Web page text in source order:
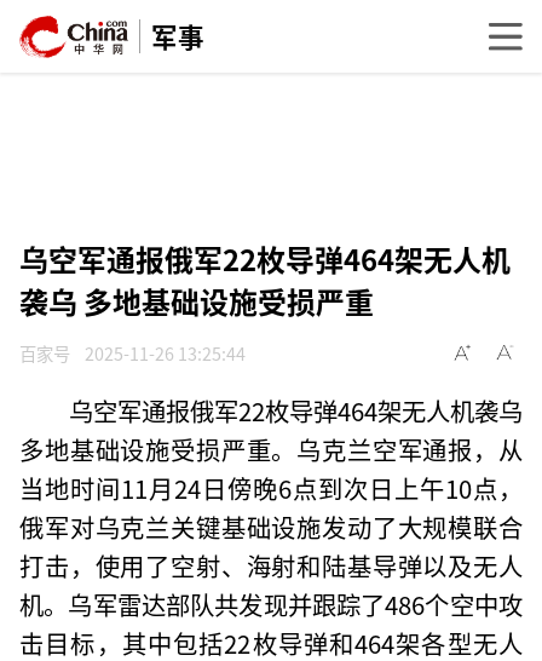
军事
乌空军通报俄军22枚导弹464架无人机
袭乌 多地基础设施受损严重
百家号 2025-11-26 13:25:44
乌空军通报俄军22枚导弹464架无人机袭乌
多地基础设施受损严重。乌克兰空军通报，从
当地时间11月24日傍晚6点到次日上午10点，
俄军对乌克兰关键基础设施发动了大规模联合
打击，使用了空射、海射和陆基导弹以及无人
机。乌军雷达部队共发现并跟踪了486个空中攻
击目标，其中包括22枚导弹和464架各型无人